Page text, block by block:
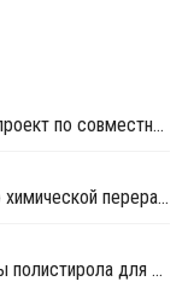
Pirelli, Pyrum, Synthos и BASF запустили проект по совместной переработке шин
Idemitsu создаст второе предприятие по химической переработке отходов в Японии
Agilyx и Green Dot будут собирать отходы полистирола для дальнейшей переработки в Европе